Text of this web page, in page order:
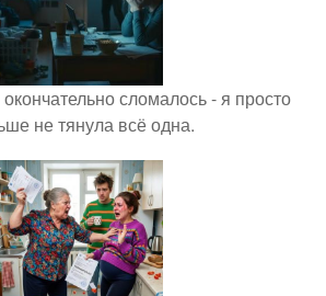
сломалось - я просто
не тянула всё одна.